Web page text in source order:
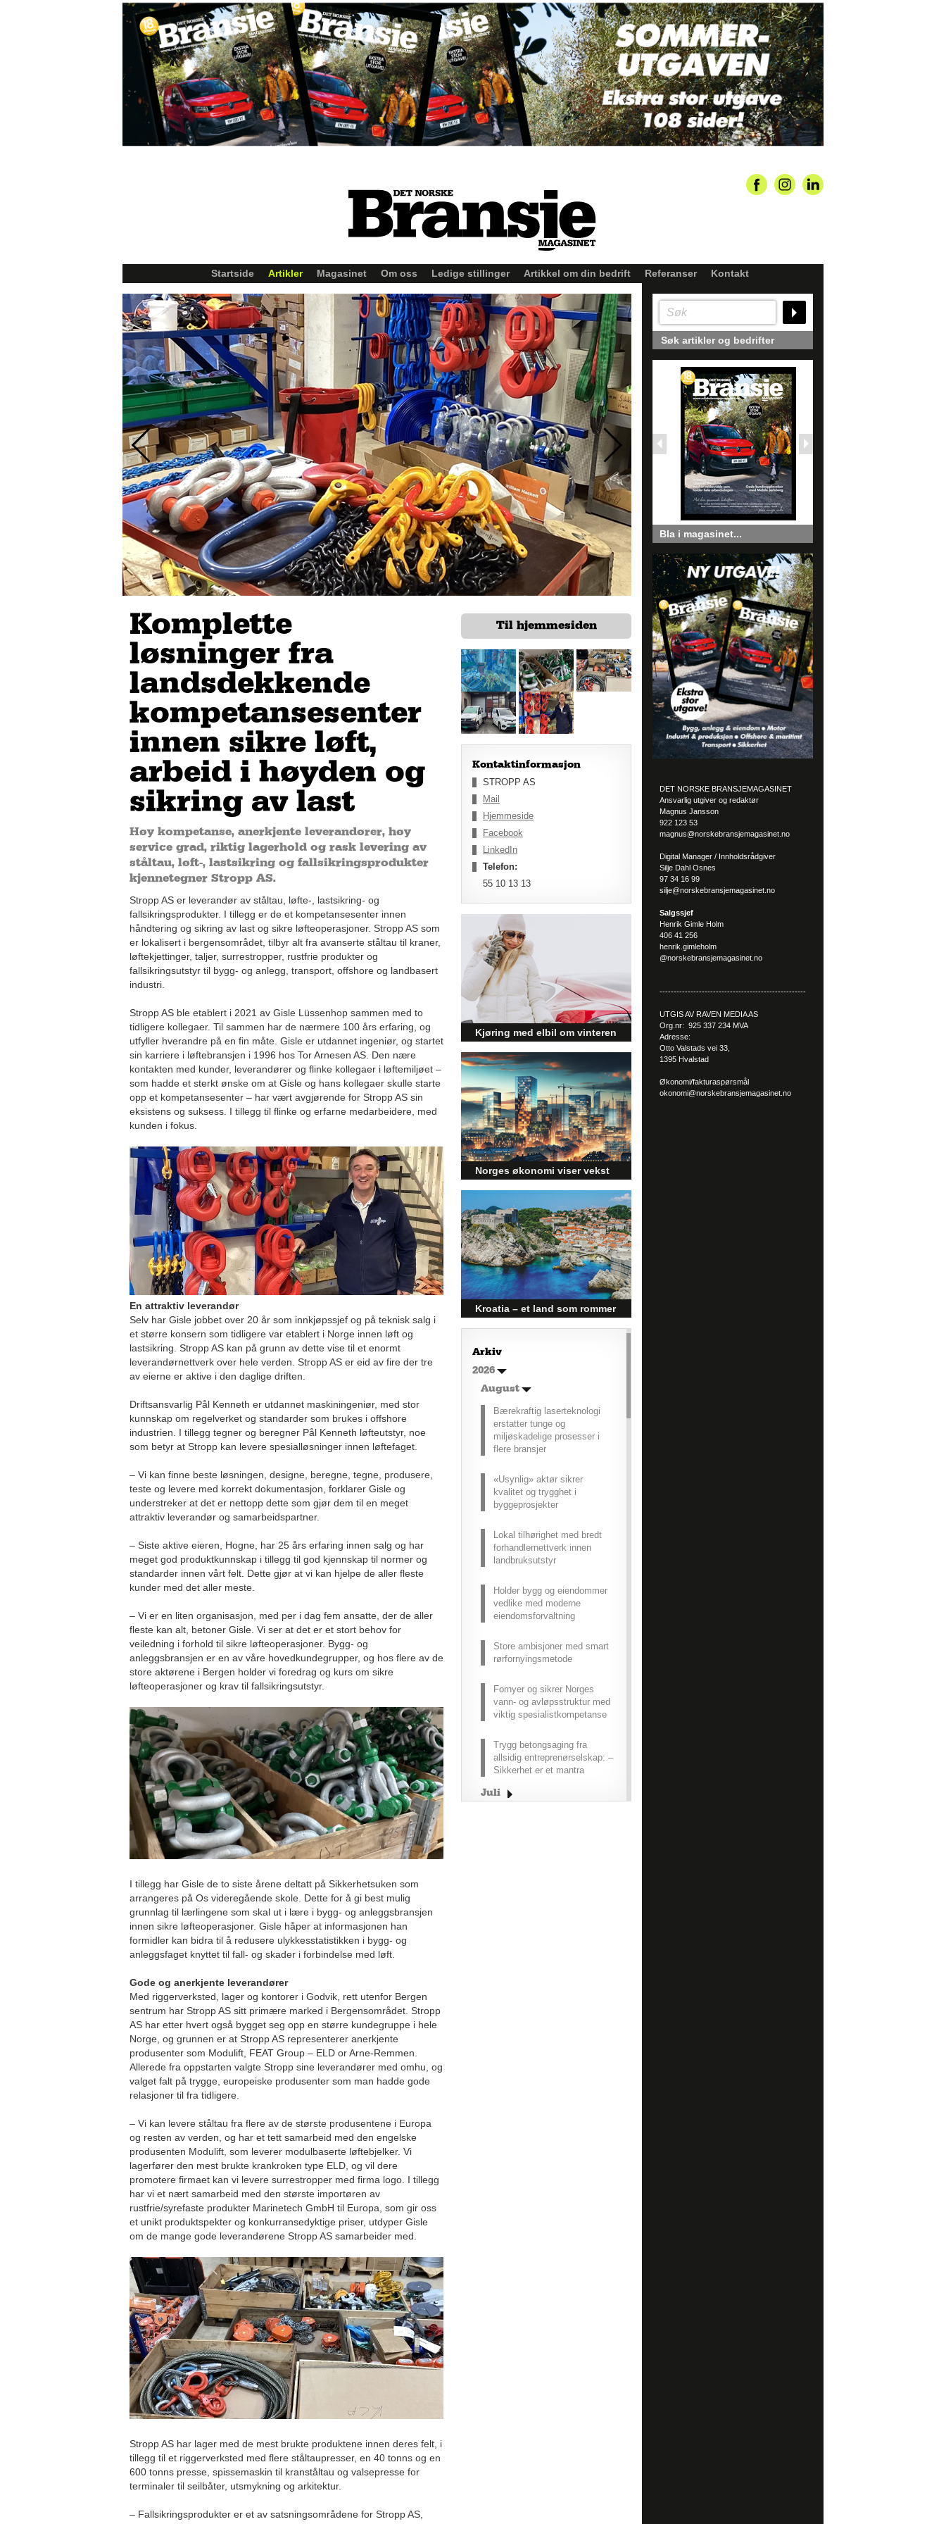
Startside Artikler Magasinet Om oss Ledige stillinger Artikkel om din bedrift Referanser Kontakt
Komplette
løsninger fra
landsdekkende
kompetansesenter
innen sikre løft,
arbeid i høyden og
sikring av last
Høy kompetanse, anerkjente leverandører, høy
service grad, riktig lagerhold og rask levering av
ståltau, løft-, lastsikring og fallsikringsprodukter
kjennetegner Stropp AS.
Stropp AS er leverandør av ståltau, løfte-, lastsikring- og
fallsikringsprodukter. I tillegg er de et kompetansesenter innen
håndtering og sikring av last og sikre løfteoperasjoner. Stropp AS som
er lokalisert i bergensområdet, tilbyr alt fra avanserte ståltau til kraner,
løftekjettinger, taljer, surrestropper, rustfrie produkter og
fallsikringsutstyr til bygg- og anlegg, transport, offshore og landbasert
industri.
Stropp AS ble etablert i 2021 av Gisle Lüssenhop sammen med to
tidligere kollegaer. Til sammen har de nærmere 100 års erfaring, og
utfyller hverandre på en fin måte. Gisle er utdannet ingeniør, og startet
sin karriere i løftebransjen i 1996 hos Tor Arnesen AS. Den nære
kontakten med kunder, leverandører og flinke kollegaer i løftemiljøet –
som hadde et sterkt ønske om at Gisle og hans kollegaer skulle starte
opp et kompetansesenter – har vært avgjørende for Stropp AS sin
eksistens og suksess. I tillegg til flinke og erfarne medarbeidere, med
kunden i fokus.
En attraktiv leverandør
Selv har Gisle jobbet over 20 år som innkjøpssjef og på teknisk salg i
et større konsern som tidligere var etablert i Norge innen løft og
lastsikring. Stropp AS kan på grunn av dette vise til et enormt
leverandørnettverk over hele verden. Stropp AS er eid av fire der tre
av eierne er aktive i den daglige driften.
Driftsansvarlig Pål Kenneth er utdannet maskiningeniør, med stor
kunnskap om regelverket og standarder som brukes i offshore
industrien. I tillegg tegner og beregner Pål Kenneth løfteutstyr, noe
som betyr at Stropp kan levere spesialløsninger innen løftefaget.
– Vi kan finne beste løsningen, designe, beregne, tegne, produsere,
teste og levere med korrekt dokumentasjon, forklarer Gisle og
understreker at det er nettopp dette som gjør dem til en meget
attraktiv leverandør og samarbeidspartner.
– Siste aktive eieren, Hogne, har 25 års erfaring innen salg og har
meget god produktkunnskap i tillegg til god kjennskap til normer og
standarder innen vårt felt. Dette gjør at vi kan hjelpe de aller fleste
kunder med det aller meste.
– Vi er en liten organisasjon, med per i dag fem ansatte, der de aller
fleste kan alt, betoner Gisle. Vi ser at det er et stort behov for
veiledning i forhold til sikre løfteoperasjoner. Bygg- og
anleggsbransjen er en av våre hovedkundegrupper, og hos flere av de
store aktørene i Bergen holder vi foredrag og kurs om sikre
løfteoperasjoner og krav til fallsikringsutstyr.
I tillegg har Gisle de to siste årene deltatt på Sikkerhetsuken som
arrangeres på Os videregående skole. Dette for å gi best mulig
grunnlag til lærlingene som skal ut i lære i bygg- og anleggsbransjen
innen sikre løfteoperasjoner. Gisle håper at informasjonen han
formidler kan bidra til å redusere ulykkesstatistikken i bygg- og
anleggsfaget knyttet til fall- og skader i forbindelse med løft.
Gode og anerkjente leverandører
Med riggerverksted, lager og kontorer i Godvik, rett utenfor Bergen
sentrum har Stropp AS sitt primære marked i Bergensområdet. Stropp
AS har etter hvert også bygget seg opp en større kundegruppe i hele
Norge, og grunnen er at Stropp AS representerer anerkjente
produsenter som Modulift, FEAT Group – ELD or Arne-Remmen.
Allerede fra oppstarten valgte Stropp sine leverandører med omhu, og
valget falt på trygge, europeiske produsenter som man hadde gode
relasjoner til fra tidligere.
– Vi kan levere ståltau fra flere av de største produsentene i Europa
og resten av verden, og har et tett samarbeid med den engelske
produsenten Modulift, som leverer modulbaserte løftebjelker. Vi
lagerfører den mest brukte krankroken type ELD, og vil dere
promotere firmaet kan vi levere surrestropper med firma logo. I tillegg
har vi et nært samarbeid med den største importøren av
rustfrie/syrefaste produkter Marinetech GmbH til Europa, som gir oss
et unikt produktspekter og konkurransedyktige priser, utdyper Gisle
om de mange gode leverandørene Stropp AS samarbeider med.
Stropp AS har lager med de mest brukte produktene innen deres felt, i
tillegg til et riggerverksted med flere ståltaupresser, en 40 tonns og en
600 tonns presse, spissemaskin til kranståltau og valsepresse for
terminaler til seilbåter, utsmykning og arkitektur.
– Fallsikringsprodukter er et av satsningsområdene for Stropp AS,
Til hjemmesiden
Kontaktinformasjon
STROPP AS
Mail
Hjemmeside
Facebook
LinkedIn
Telefon:
55 10 13 13
Kjøring med elbil om vinteren
– hvordan få bedre
rekkevidde?
Elbiler (EV) representerer
fremtiden for transport, men deres
effektivitet under utfordrende
vinterforhold kan være en
utfordring.
Norges økonomi viser vekst
og påvirker byggebransjen
Den norske økonomien har vist
jevn vekst de siste tre kvartalene,
noe som skaper optimisme på
tvers av ulike sektorer.
Byggebransjen er spesielt godt
posisjonert til å dra nytte av denne
økonomiske oppgangen.
Kroatia – et land som rommer
mer enn kysten
Kroatia forbindes ofte med sol,
bading og klart hav, men landet
har langt flere sider enn det
førsteinntrykket mange sitter igjen
Arkiv
2026
August
Bærekraftig laserteknologi
erstatter tunge og
miljøskadelige prosesser i
flere bransjer
«Usynlig» aktør sikrer
kvalitet og trygghet i
byggeprosjekter
Lokal tilhørighet med bredt
forhandlernettverk innen
landbruksutstyr
Holder bygg og eiendommer
vedlike med moderne
eiendomsforvaltning
Store ambisjoner med smart
rørfornyingsmetode
Fornyer og sikrer Norges
vann- og avløpsstruktur med
viktig spesialistkompetanse
Trygg betongsaging fra
allsidig entreprenørselskap: –
Sikkerhet er et mantra
Juli
Søk artikler og bedrifter
Bla i magasinet...
DET NORSKE BRANSJEMAGASINET
Ansvarlig utgiver og redaktør
Magnus Jansson
922 123 53
magnus@norskebransjemagasinet.no
Digital Manager / Innholdsrådgiver
Silje Dahl Osnes
97 34 16 99
silje@norskebransjemagasinet.no
Salgssjef
Henrik Gimle Holm
406 41 256
henrik.gimleholm
@norskebransjemagasinet.no
----------------------------------------------------
UTGIS AV RAVEN MEDIA AS
Org.nr: 925 337 234 MVA
Adresse:
Otto Valstads vei 33,
1395 Hvalstad
Økonomi/fakturaspørsmål
okonomi@norskebransjemagasinet.no